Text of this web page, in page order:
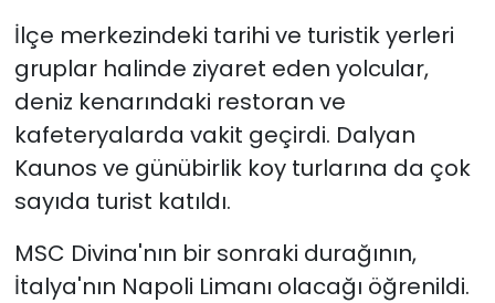
İlçe merkezindeki tarihi ve turistik yerleri
gruplar halinde ziyaret eden yolcular,
deniz kenarındaki restoran ve
kafeteryalarda vakit geçirdi. Dalyan
Kaunos ve günübirlik koy turlarına da çok
sayıda turist katıldı.
MSC Divina'nın bir sonraki durağının,
İtalya'nın Napoli Limanı olacağı öğrenildi.